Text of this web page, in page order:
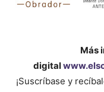
Más
digital
¡Suscríbase y